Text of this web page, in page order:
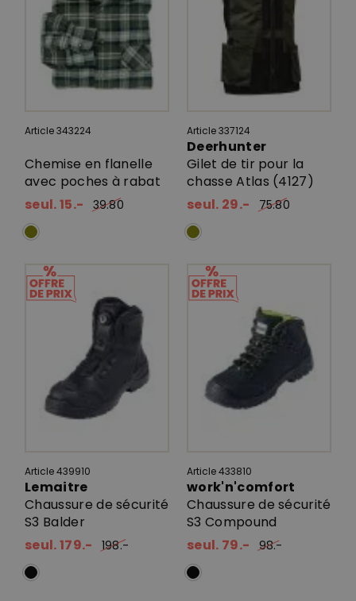
Article 343224
Chemise en flanelle
avec poches à rabat
seul. 15.-
39.80
Article 337124
Deerhunter
Gilet de tir pour la
chasse Atlas (4127)
seul. 29.-
75.80
Article 439910
Lemaitre
Chaussure de sécurité
S3 Balder
seul. 179.-
198.-
Article 433810
work'n'comfort
Chaussure de sécurité
S3 Compound
seul. 79.-
98.-